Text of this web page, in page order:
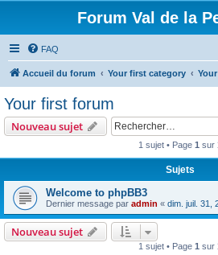
Forum Val de la
FAQ
Accueil du forum Your first category
Your first forum
Nouveau sujet
1 sujet • Page 1 sur
Sujets
Welcome to phpBB3
Dernier message par admin « dim. juil. 31,
Nouveau sujet
1 sujet • Page 1 sur